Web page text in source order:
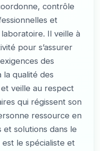
contrôle
et
Il veille à
pour s’assurer
des
la qualité des
veille au respect
qui régissent son
ressource en
solutions dans le
le spécialiste et